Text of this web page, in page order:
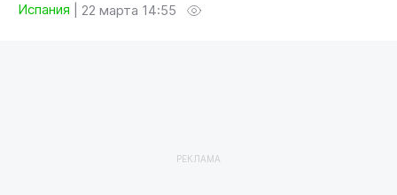
Испания 22 марта 14:55
РЕКЛАМА